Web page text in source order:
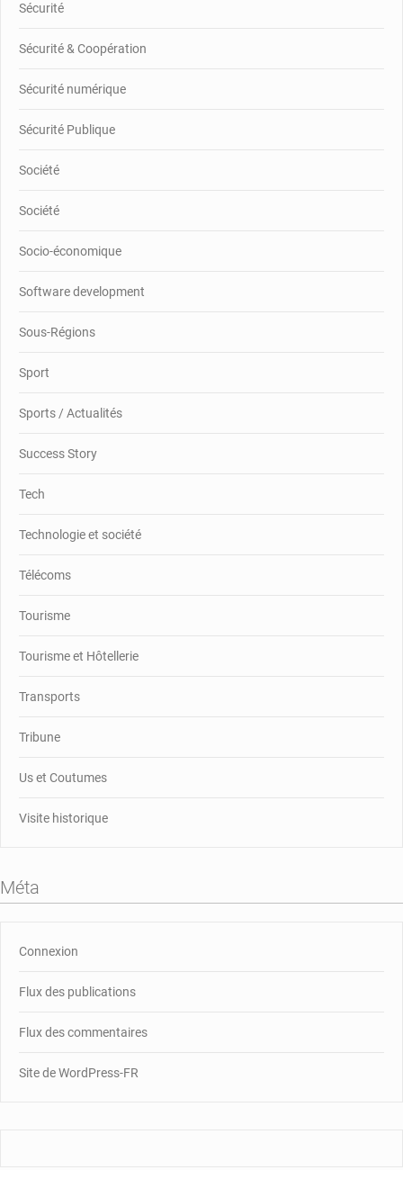
Sécurité
Sécurité & Coopération
Sécurité numérique
Sécurité Publique
Société
Société
Socio-économique
Software development
Sous-Régions
Sport
Sports / Actualités
Success Story
Tech
Technologie et société
Télécoms
Tourisme
Tourisme et Hôtellerie
Transports
Tribune
Us et Coutumes
Visite historique
Méta
Connexion
Flux des publications
Flux des commentaires
Site de WordPress-FR